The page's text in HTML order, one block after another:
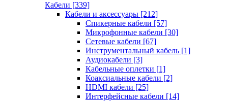
Кабели [339]
Кабели и аксессуары [212]
Спикерные кабели [57]
Микрофонные кабели [30]
Сетевые кабели [67]
Инструментальный кабель [1]
Аудиокабели [3]
Кабельные оплетки [1]
Коаксиальные кабели [2]
HDMI кабели [25]
Интерфейсные кабели [14]